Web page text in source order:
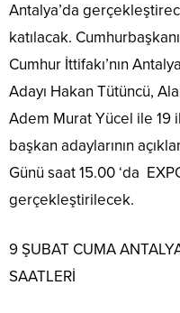
Antalya’da
katılacak.
Cumhur İttifakı’nın
Adayı Hakan Tütüncü,
Adem Murat Yücel ile 19
başkan adaylarının
Günü saat 15.00 ‘da
gerçekleştirilecek.
9 ŞUBAT CUMA
SAATLERİ